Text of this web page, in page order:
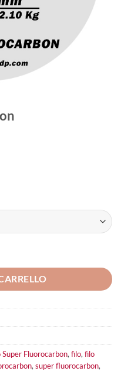
Super Fluorocarbon, filo, filo
, super fluorocarbon,